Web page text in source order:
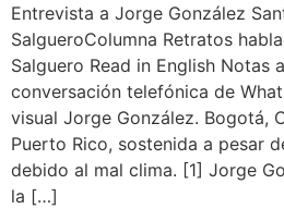
Entrevista a Jorge González
SalgueroColumna Retratos
Salguero Read in English Notas
conversación telefónica de
visual Jorge González. Bogotá,
Puerto Rico, sostenida a pesar
debido al mal clima. [1] Jorge
la […]